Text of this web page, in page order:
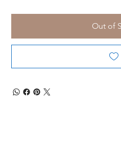
Out of